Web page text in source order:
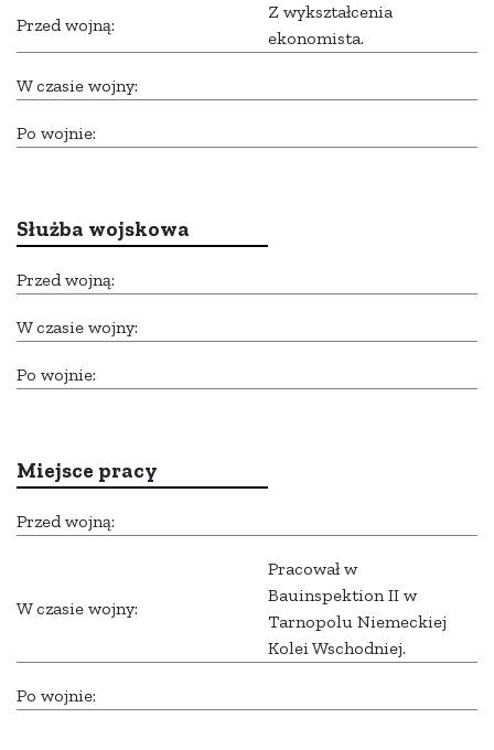
Przed wojną:
Z wykształcenia
ekonomista.
W czasie wojny:
Po wojnie:
Służba wojskowa
Przed wojną:
W czasie wojny:
Po wojnie:
Miejsce pracy
Przed wojną:
W czasie wojny:
Pracował w
Bauinspektion II w
Tarnopolu Niemeckiej
Kolei Wschodniej.
Po wojnie: